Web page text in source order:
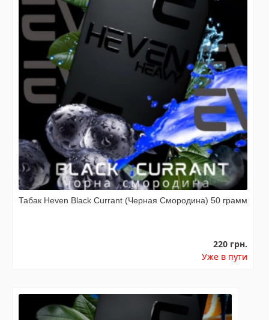
Табак Heven Black Currant (Черная Смородина) 50 грамм
220 грн.
Уже в пути